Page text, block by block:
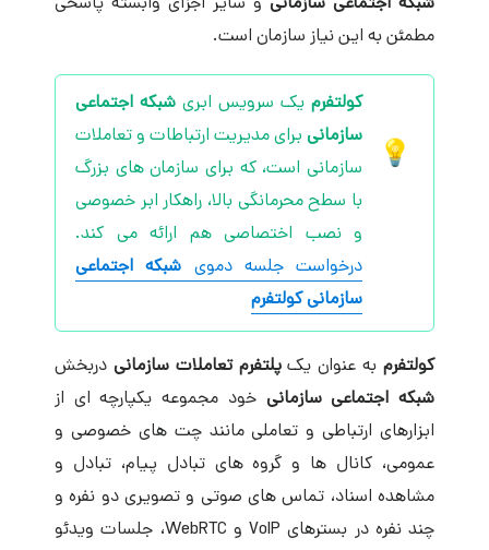
مطمئن به این نیاز سازمان است.
کولتفرم یک سرویس ابری شبکه اجتماعی
سازمانی برای مدیریت ارتباطات و تعاملات
سازمانی است، که برای سازمان های بزرگ
با سطح محرمانگی بالا، راهکار ابر خصوصی
و نصب اختصاصی هم ارائه می کند.
درخواست جلسه دموی شبکه اجتماعی
سازمانیکولتفرم
کولتفرم به عنوان یکپلتفرم تعاملات سازمانی دربخش
شبکه اجتماعی سازمانی خود مجموعه یکپارچه ای از
ابزارهای ارتباطی و تعاملی مانند چت های خصوصی و
عمومی، کانال ها و گروه های تبادل پیام‌، تبادل و
مشاهده اسناد، تماس‌ های صوتی و تصویری دو نفره و
چند نفره در بسترهای VoIP و WebRTC، جلسات ویدئو